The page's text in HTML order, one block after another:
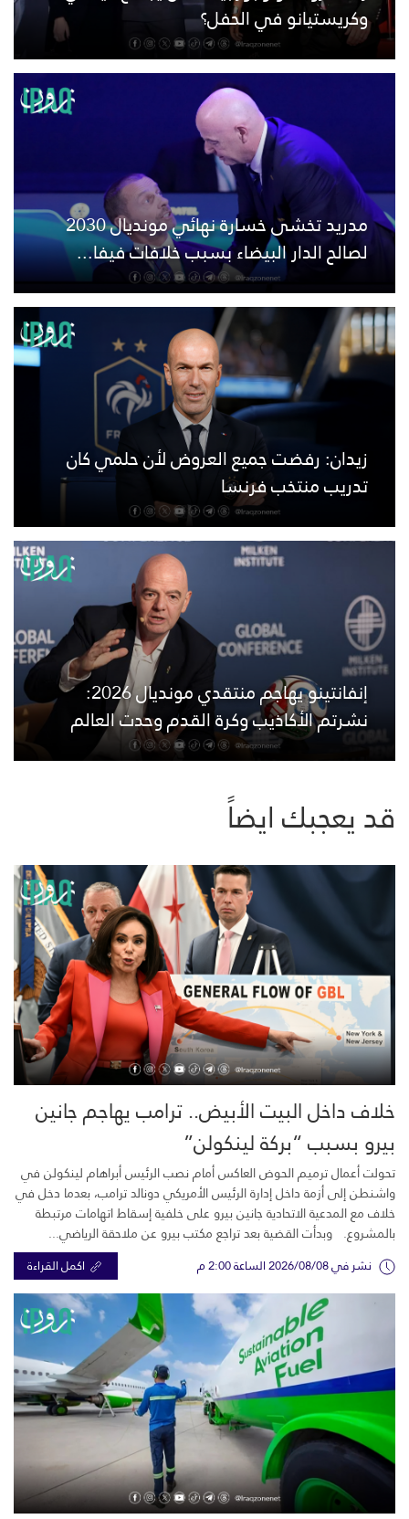
وكريستيانو في الحفل؟
مدريد تخشى خسارة نهائي مونديال 2030
لصالح الدار البيضاء بسبب خلافات فيفا...
زيدان: رفضت جميع العروض لأن حلمي كان
تدريب منتخب فرنسا
إنفانتينو يهاجم منتقدي مونديال 2026:
نشرتم الأكاذيب وكرة القدم وحدت العالم
قد يعجبك ايضاً
خلاف داخل البيت الأبيض.. ترامب يهاجم جانين
بيرو بسبب “بركة لينكولن”
تحولت أعمال ترميم الحوض العاكس أمام نصب الرئيس أبراهام لينكولن في
واشنطن إلى أزمة داخل إدارة الرئيس الأمريكي دونالد ترامب، بعدما دخل في
خلاف مع المدعية الاتحادية جانين بيرو على خلفية إسقاط اتهامات مرتبطة
بالمشروع. وبدأت القضية بعد تراجع مكتب بيرو عن ملاحقة الرياضي...
نشر في 2026/08/08 الساعة 2:00 م اكمل القراءة